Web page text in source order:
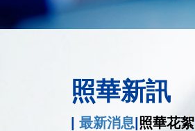
照華新訊
最新消息 照華花絮